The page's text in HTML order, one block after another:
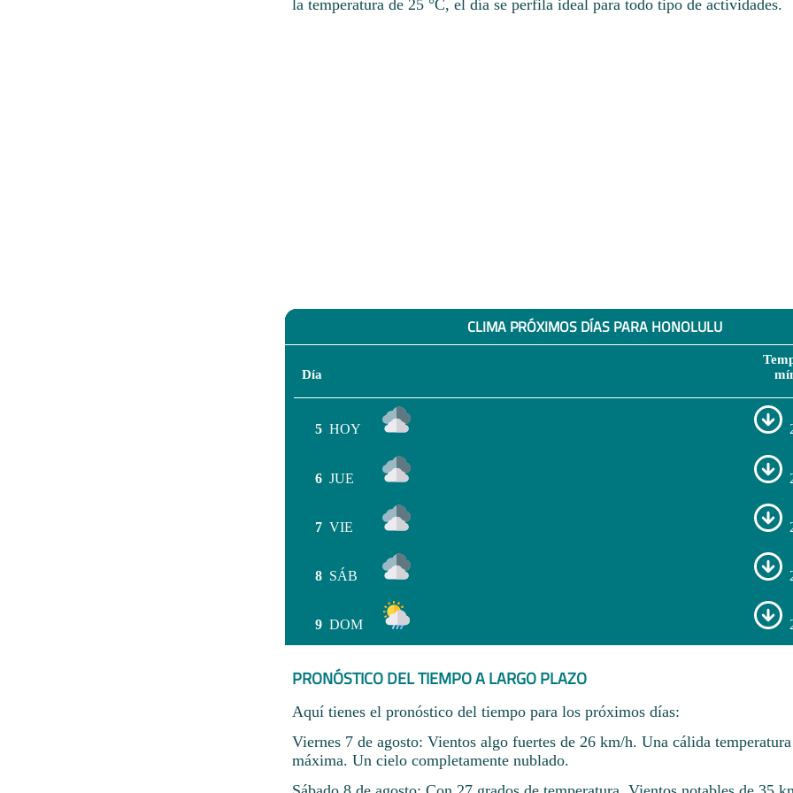
la temperatura de 25 °C, el día se perfila ideal para todo tipo de actividades.
CLIMA PRÓXIMOS DÍAS PARA HONOLULU
Día
5 HOY
6 JUE
7 VIE
8 SÁB
9 DOM
PRONÓSTICO DEL TIEMPO A LARGO PLAZO
Aquí tienes el pronóstico del tiempo para los próximos días:
Viernes 7 de agosto: Vientos algo fuertes de 26 km/h. Una cálida
máxima. Un cielo completamente nublado.